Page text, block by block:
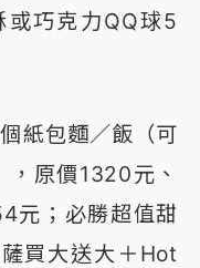
或巧克力QQ球5
紙包麵／飯（可
，原價1320元、
元；必勝超值甜
買大送大＋Hot